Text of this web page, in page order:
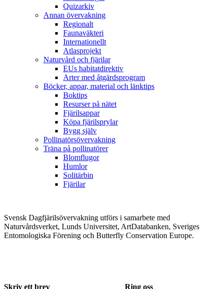
Quizarkiv
Annan övervakning
Regionalt
Faunaväkteri
Internationellt
Atlasprojekt
Naturvård och fjärilar
EUs habitatdirektiv
Arter med åtgärdsprogram
Böcker, appar, material och länktips
Boktips
Resurser på nätet
Fjärilsappar
Köpa fjärilsprylar
Bygg själv
Pollinatörsövervakning
Träna på pollinatörer
Blomflugor
Humlor
Solitärbin
Fjärilar
Svensk Dagfjärilsövervakning utförs i samarbete med
Naturvårdsverket, Lunds Universitet, ArtDatabanken, Sveriges
Entomologiska Förening och Butterfly Conservation Europe.
Skriv ett brev Ring oss